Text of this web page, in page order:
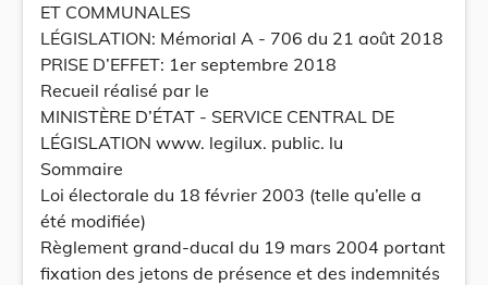
ET COMMUNALES
LÉGISLATION: Mémorial A - 706 du 21 août 2018
PRISE D’EFFET: 1er septembre 2018
Recueil réalisé par le
MINISTÈRE D’ÉTAT - SERVICE CENTRAL DE
LÉGISLATION www. legilux. public. lu
Sommaire
Loi électorale du 18 février 2003 (telle qu’elle a
été modifiée)
Règlement grand-ducal du 19 mars 2004 portant
fixation des jetons de présence et des indemnités